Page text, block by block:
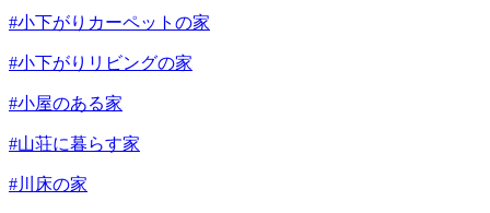
#小下がりカーペットの家
#小下がりリビングの家
#小屋のある家
#山荘に暮らす家
#川床の家